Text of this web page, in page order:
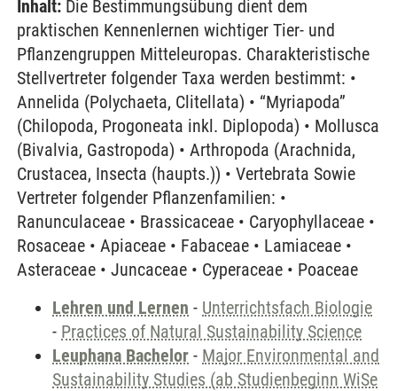
Inhalt: Die Bestimmungsübung dient dem
praktischen Kennenlernen wichtiger Tier- und
Pflanzengruppen Mitteleuropas. Charakteristische
Stellvertreter folgender Taxa werden bestimmt: •
Annelida (Polychaeta, Clitellata) • “Myriapoda”
(Chilopoda, Progoneata inkl. Diplopoda) • Mollusca
(Bivalvia, Gastropoda) • Arthropoda (Arachnida,
Crustacea, Insecta (haupts.)) • Vertebrata Sowie
Vertreter folgender Pflanzenfamilien: •
Ranunculaceae • Brassicaceae • Caryophyllaceae •
Rosaceae • Apiaceae • Fabaceae • Lamiaceae •
Asteraceae • Juncaceae • Cyperaceae • Poaceae
Lehren und Lernen - Unterrichtsfach Biologie
- Practices of Natural Sustainability Science
Leuphana Bachelor - Major Environmental and
Sustainability Studies (ab Studienbeginn WiSe